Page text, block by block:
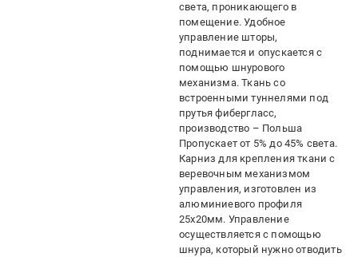
света, проникающего в
помещение. Удобное
управление шторы,
поднимается и опускается с
помощью шнурового
механизма. Ткань со
встроенными туннелями под
прутья фибергласс,
производство – Польша
Пропускает от 5% до 45% света.
Карниз для крепления ткани с
веревочным механизмом
управления, изготовлен из
алюминиевого профиля
25х20мм. Управление
осуществляется с помощью
шнура, который нужно отводить